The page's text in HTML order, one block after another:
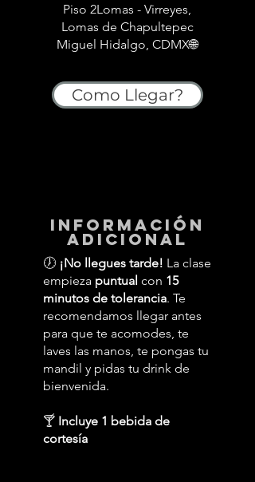
Piso 2Lomas - Virreyes,
Lomas de Chapultepec
Miguel Hidalgo, CDMX🌐
Como Llegar?
información
adicional
🕖 ¡No llegues tarde! La clase
empieza puntual con 15
minutos de tolerancia. Te
recomendamos llegar antes
para que te acomodes, te
laves las manos, te pongas tu
mandil y pidas tu drink de
bienvenida.
🍸 Incluye 1 bebida de
cortesía